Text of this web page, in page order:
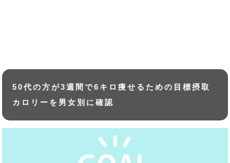
50代の方が3週間で6キロ痩せるための目標摂取
カロリーを男女別に確認